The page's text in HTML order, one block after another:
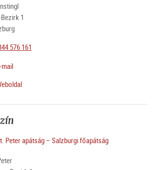
1
576 161
mail
Peter apátság – Salzburgi főapátság